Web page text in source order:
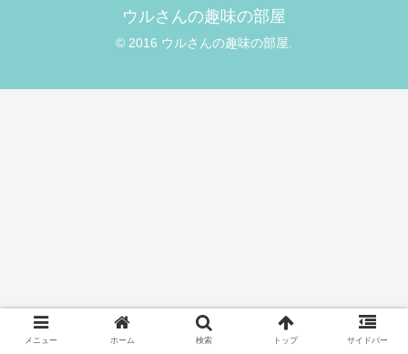
ウルさんの趣味の部屋
© 2016 ウルさんの趣味の部屋.
メニュー ホーム 検索 トップ サイドバー